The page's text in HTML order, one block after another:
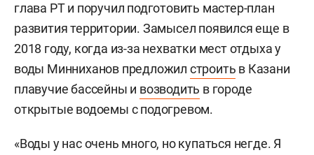
глава РТ и поручил подготовить мастер-план
развития территории. Замысел появился еще в
2018 году, когда из-за нехватки мест отдыха у
воды Минниханов предложил строить в Казани
плавучие бассейны и возводить в городе
открытые водоемы с подогревом.
«Воды у нас очень много, но купаться негде. Я